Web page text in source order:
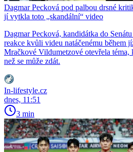
Dagmar Pecková pod palbou drsné
jí vytkla toto „skandální“ video
Dagmar Pecková, kandidátka do
reakce kvůli videu natáčenému během
Mračkové Vildumetzové otevřela
než se může zdát.
In-lifestyle.cz
dnes, 11:51
3 min